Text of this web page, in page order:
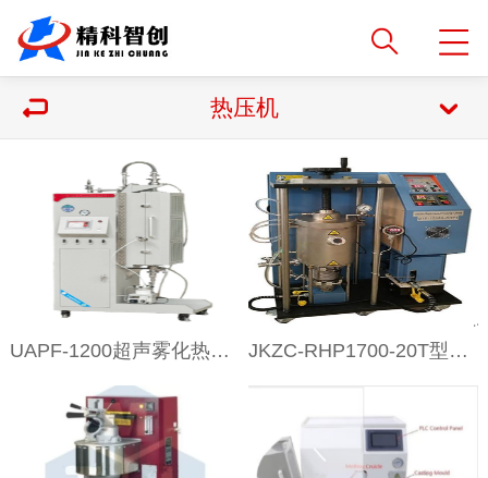
热压机
UAPF-1200超声雾化热解收集 流化床反应装置 JKZC-RHP1700-20T型超高温热压机（温度：1700℃，压力 20T）